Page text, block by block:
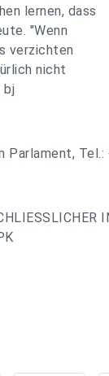
lernen, dass
"Wenn
verzichten
nicht
bj
Parlament,